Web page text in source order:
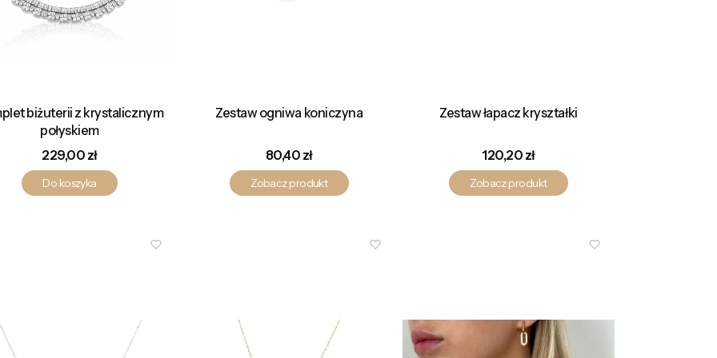
biżuterii z krystalicznym
połyskiem
Cena
229,00 zł
Do koszyka
Zestaw ogniwa koniczyna
Cena
80,40 zł
Zobacz produkt
Zestaw łapacz kryształki
Cena
120,20 zł
Zobacz produkt